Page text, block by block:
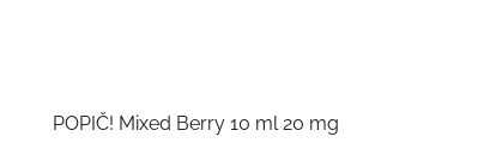
POPIČ! Mixed Berry 10 ml 20 mg